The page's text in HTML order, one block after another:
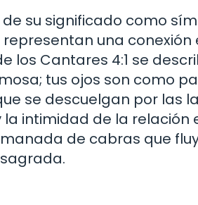
su significado como
una conexión
los Cantares 4:1 se
tus ojos son como
se descuelgan por las
la intimidad de la
de cabras que